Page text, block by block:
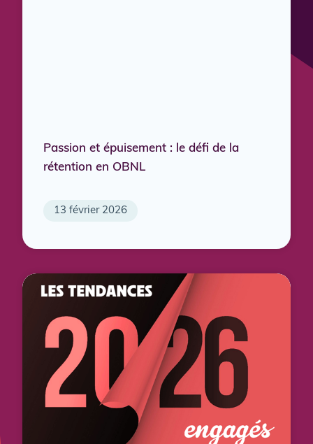
Passion et épuisement : le défi de la
rétention en OBNL
13 février 2026